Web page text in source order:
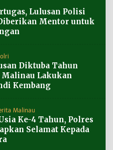
Lulusan Polisi
Mentor untuk
Diktuba Tahun
Malinau Lakukan
Kembang
Malinau
Ke-4 Tahun, Polres
Selamat Kepada